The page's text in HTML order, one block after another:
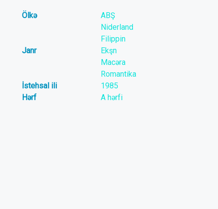
Ölkə
ABŞ
Niderland
Filippin
Janr
Ekşn
Macəra
Romantika
İstehsal ili
1985
Hərf
A hərfi